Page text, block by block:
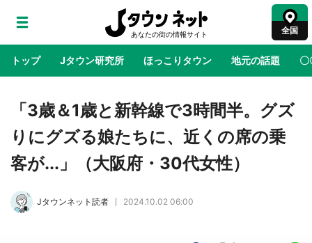
全国
トップ Jタウン研究所 ほっこりタウン 地元の話題 〇
地域×二次元 絶景 あの時はありがとう 物語がはじ
アニメ『はたらく細胞』と神奈川県の3度目コ
ラボ 作品の世界観通じて「小児がん」学べる
「3歳＆1歳と新幹線で3時間半。グズ
りにグズる娘たちに、近くの席の乗
客が...」（大阪府・30代女性）
Jタウンネット読者 2024.10.02 06:00